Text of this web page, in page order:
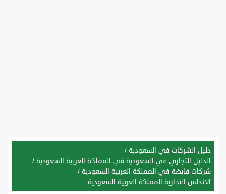
دليل الشركات في السعودية /
الدليل التجاري في السعودية في المملكة العربية السعودية /
شركات قابضة في المملكة العربية السعودية /
الأندلس التجارية المملكة العربية السعودية